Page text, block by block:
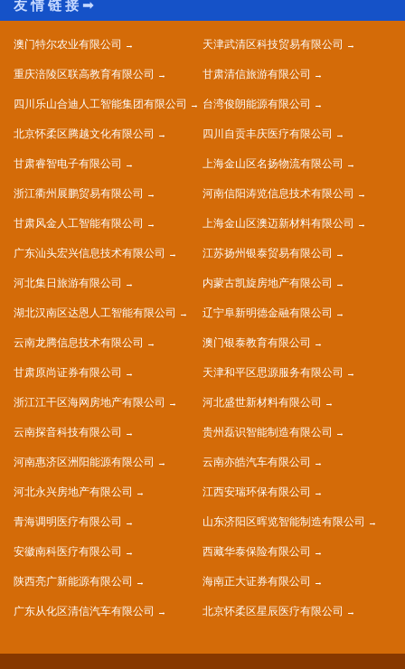
澳门特尔农业有限公司 天津武清区科技贸易有限公司
重庆涪陵区联高教育有限公司 甘肃清信旅游有限公司
四川乐山合迪人工智能集团有限公司 台湾俊朗能源有限公司
北京怀柔区腾越文化有限公司 四川自贡丰庆医疗有限公司
甘肃睿智电子有限公司 上海金山区名扬物流有限公司
浙江衢州展鹏贸易有限公司 河南信阳涛览信息技术有限公司
甘肃风金人工智能有限公司 上海金山区澳迈新材料有限公司
广东汕头宏兴信息技术有限公司 江苏扬州银泰贸易有限公司
河北集日旅游有限公司 内蒙古凯旋房地产有限公司
湖北汉南区达恩人工智能有限公司 辽宁阜新明德金融有限公司
云南龙腾信息技术有限公司 澳门银泰教育有限公司
甘肃原尚证券有限公司 天津和平区思源服务有限公司
浙江江干区海网房地产有限公司 河北盛世新材料有限公司
云南探音科技有限公司 贵州磊识智能制造有限公司
河南惠济区洲阳能源有限公司 云南亦皓汽车有限公司
河北永兴房地产有限公司 江西安瑞环保有限公司
青海调明医疗有限公司 山东济阳区晖览智能制造有限公司
安徽南科医疗有限公司 西藏华泰保险有限公司
陕西亮广新能源有限公司 海南正大证券有限公司
广东从化区清信汽车有限公司 北京怀柔区星辰医疗有限公司